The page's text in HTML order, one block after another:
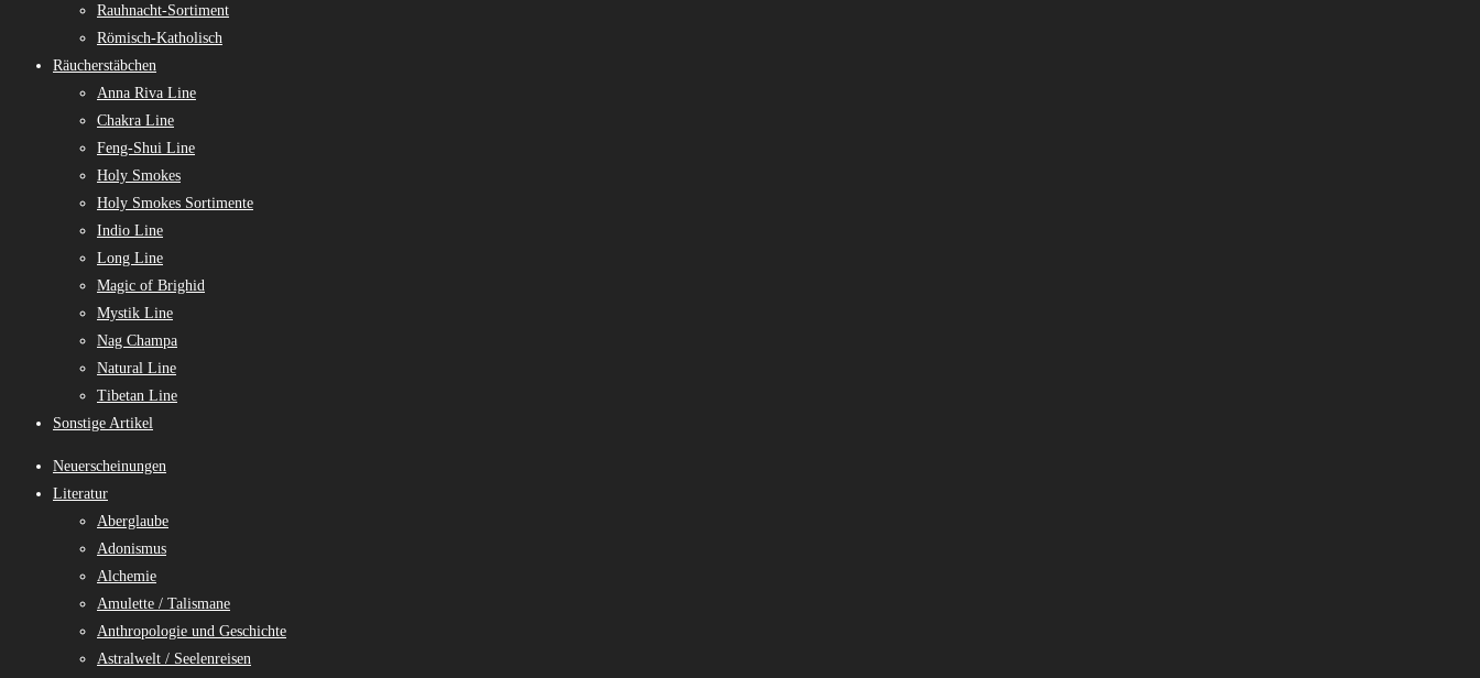
Rauhnacht-Sortiment
Römisch-Katholisch
Räucherstäbchen
Anna Riva Line
Chakra Line
Feng-Shui Line
Holy Smokes
Holy Smokes Sortimente
Indio Line
Long Line
Magic of Brighid
Mystik Line
Nag Champa
Natural Line
Tibetan Line
Sonstige Artikel
Neuerscheinungen
Literatur
Aberglaube
Adonismus
Alchemie
Amulette / Talismane
Anthropologie und Geschichte
Astralwelt / Seelenreisen